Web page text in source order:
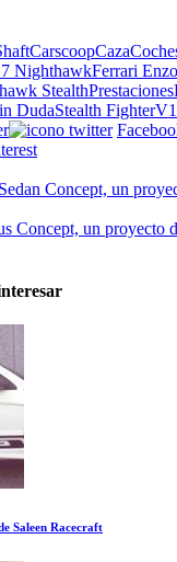
CarscoopCaza
NighthawkFerrari Enzo
StealthPrestaciones
DudaStealth Fighter
Concept, un
Concept, un proyecto
Saleen Racecraft